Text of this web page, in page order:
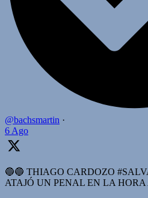
@bachsmartin ·
6 Ago
🔵🔵 THIAGO CARDOZO
ATAJÓ UN PENAL EN LA